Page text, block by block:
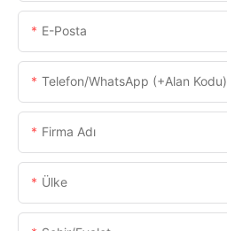
E-Posta
Telefon/WhatsApp (+alan Kodu)
Firma Adı
Ülke